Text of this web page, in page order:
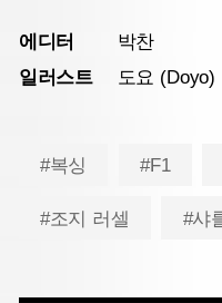
에디터
박찬
일러스트
도요 (Doyo)
#복싱 #F1
#조지 러셀 #샤